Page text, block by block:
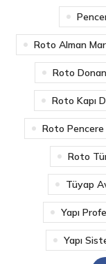
Roto Alman
Roto
Roto Kapı
Roto Pencere
Roto
Tüyap
Yapı
Yapı